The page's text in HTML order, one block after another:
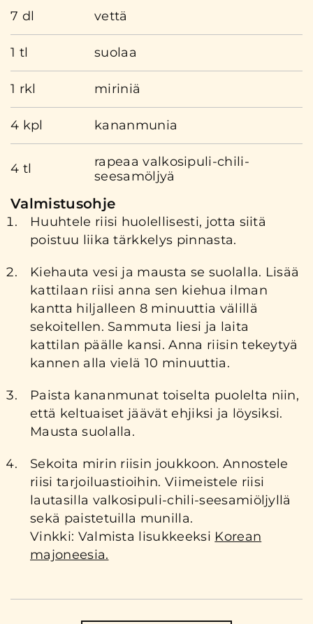
7 dl vettä
1 tl suolaa
1 rkl miriniä
4 kpl kananmunia
4 tl
rapeaa valkosipuli-chili-
seesamöljyä
Valmistusohje
Huuhtele riisi huolellisesti, jotta siitä
poistuu liika tärkkelys pinnasta.
Kiehauta vesi ja mausta se suolalla. Lisää
kattilaan riisi anna sen kiehua ilman
kantta hiljalleen 8 minuuttia välillä
sekoitellen. Sammuta liesi ja laita
kattilan päälle kansi. Anna riisin tekeytyä
kannen alla vielä 10 minuuttia.
Paista kananmunat toiselta puolelta niin,
että keltuaiset jäävät ehjiksi ja löysiksi.
Mausta suolalla.
Sekoita mirin riisin joukkoon. Annostele
riisi tarjoiluastioihin. Viimeistele riisi
lautasilla valkosipuli-chili-seesamiöljyllä
sekä paistetuilla munilla.
Vinkki: Valmista lisukkeeksi Korean
majoneesia.